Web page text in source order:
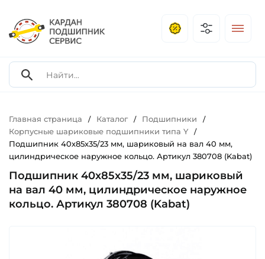
Главная страница / Каталог / Подшипники /
Корпусные шариковые подшипники типа Y /
Подшипник 40х85х35/23 мм, шариковый на вал 40 мм,
цилиндрическое наружное кольцо. Артикул 380708 (Kabat)
Подшипник 40х85х35/23 мм, шариковый
на вал 40 мм, цилиндрическое наружное
кольцо. Артикул 380708 (Kabat)